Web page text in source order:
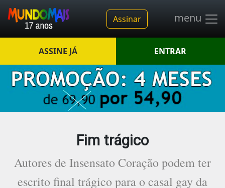
Assinar menu
ASSINE JÁ ENTRAR
Fim trágico
Autores de Insensato Coração podem ter
escrito final trágico para o casal gay da